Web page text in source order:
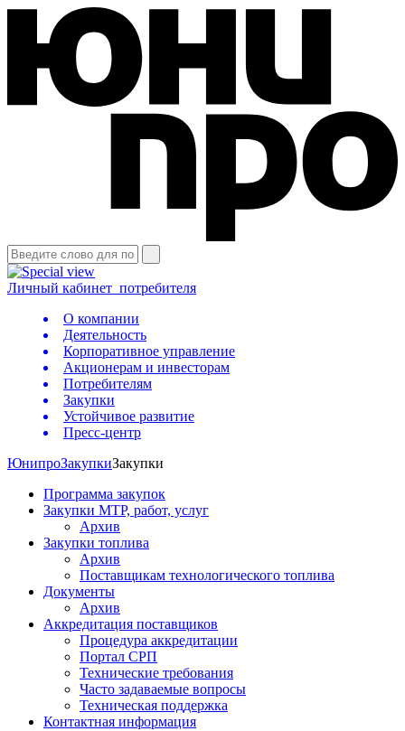
Личный кабинет потребителя
О компании
Деятельность
Корпоративное управление
Акционерам и инвесторам
Потребителям
Закупки
Устойчивое развитие
Пресс-центр
ЮнипроЗакупкиЗакупки
Программа закупок
Закупки МТР, работ, услуг
Архив
Закупки топлива
Архив
Поставщикам технологического топлива
Документы
Архив
Аккредитация поставщиков
Процедура аккредитации
Портал СРП
Технические требования
Часто задаваемые вопросы
Техническая поддержка
Контактная информация